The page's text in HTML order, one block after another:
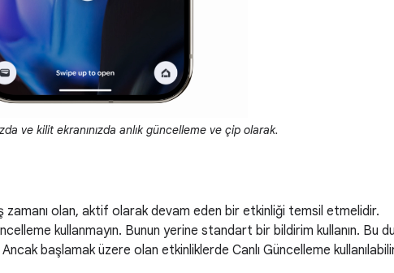
ve kilit ekranınızda anlık güncelleme ve çip olarak.
zamanı olan, aktif olarak devam eden bir etkinliği temsil etmelidir.
kullanmayın. Bunun yerine standart bir bildirim kullanın. Bu
başlamak üzere olan etkinliklerde Canlı Güncelleme